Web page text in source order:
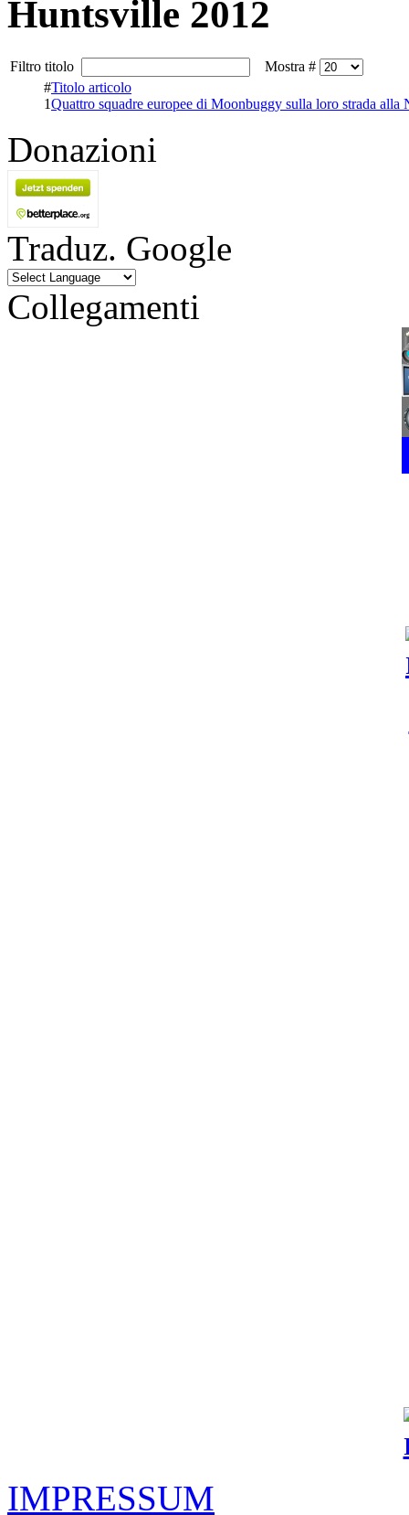
Huntsville 2012
Filtro titolo
Mostra #
#Titolo articolo
1Quattro squadre europee di Moonbuggy sulla loro strada alla
Donazioni
Traduz. Google
Collegamenti
IMPRESSUM